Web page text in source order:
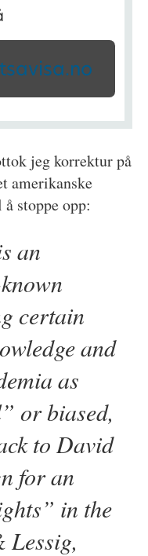
jeg korrektur på
amerikanske
stoppe opp:
an
certain
and
as
or biased,
to David
for an
in the
Lessig,